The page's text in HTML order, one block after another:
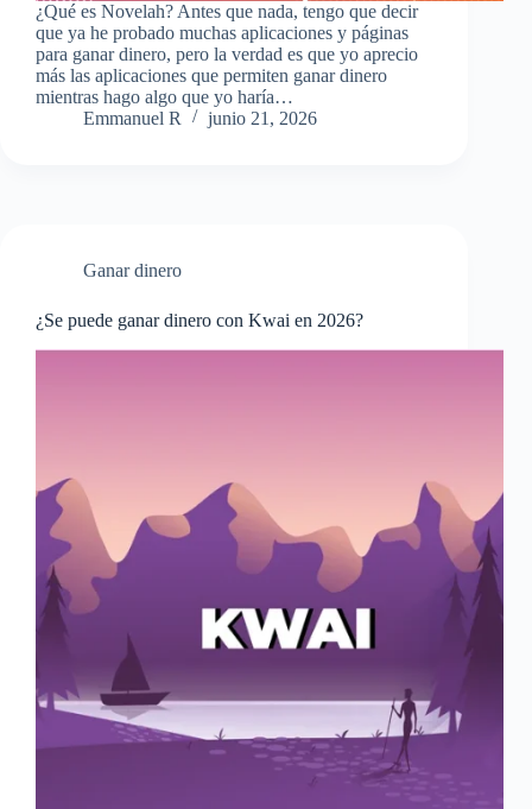
¿Qué es Novelah? Antes que nada, tengo que decir
que ya he probado muchas aplicaciones y páginas
para ganar dinero, pero la verdad es que yo aprecio
más las aplicaciones que permiten ganar dinero
mientras hago algo que yo haría…
Emmanuel R
junio 21, 2026
Ganar dinero
¿Se puede ganar dinero con Kwai en 2026?